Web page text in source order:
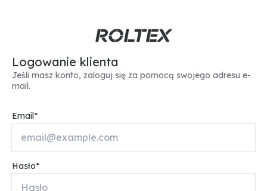
Logowanie klienta
Jeśli masz konto, zaloguj się za pomocą swojego adresu e-
mail.
Email
Hasło